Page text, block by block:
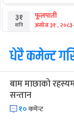
३१
शनि
फूलपाती
असोज ३१ , २०८३-
१
आइत
कार्तिक
कार्तिक १, २०८३-
३
मंगल
महानवमी
धेरै कमेन्ट
बाम माछाको
सन्तान
१०कमेन्ट